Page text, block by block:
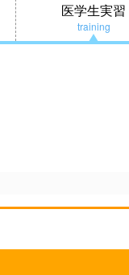
医学生実習
training